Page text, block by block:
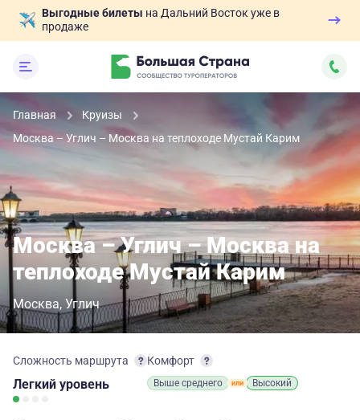
Выгодные билеты на Дальний Восток уже в
продаже
Главная
Круизы
Москва – Углич – Москва на теплоходе Мустай Карим
Москва – Углич – Москва на
теплоходе Мустай Карим
Москва Углич
Сложность маршрута
Легкий уровень
Комфорт
Выше среднего Высокий